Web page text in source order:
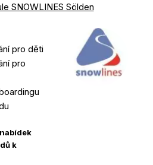
SNOWLINES Sölden
pro děti
pro
k